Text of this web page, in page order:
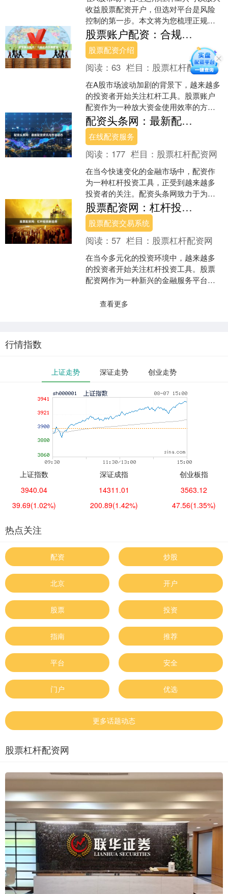
收益股票配资开户，但选对平台是风险
控制的第一步。本文将为您梳理正规券
商的两融业务以及合规的互联网配资平
台，帮助投资者安全使用....
股票账户配资：合规杠杆策略解析
股票配资介绍
阅读：63 栏目： 股票杠杆配资网
在A股市场波动加剧的背景下，越来越多
的投资者开始关注杠杆工具。股票账户
配资作为一种放大资金使用效率的方
式，近年来受到部分投资者的青睐。然
而，随着监管政策的持续完....
配资头条网：最新配资资讯与市场动态
在线配资服务
阅读： 177 栏目： 股票杠杆配资网
在当今快速变化的金融市场中，配资作
为一种杠杆投资工具，正受到越来越多
投资者的关注。配资头条网致力于为投
资者提供最新、最全面的配资资讯与市
场动态在线配资服务，帮助....
股票配资网：杠杆投资新选择
股票配资交易系统
阅读： 57 栏目： 股票杠杆配资网
在当今多元化的投资环境中，越来越多
的投资者开始关注杠杆投资工具。股票
配资网作为一种新兴的金融服务平台股
大收益、灵活操作的重要选....
查看更多
行情指数
上证走势 深证走势 创业走势
上证指数
3940.04
39.69(1.02%)
深证成指
14311.01
200.89(1.42%)
创业板指
3563.12
47.56(1.35%)
热点关注
配资 炒股
北京 开户
股票 投资
指南 推荐
平台 安全
门户 优选
更多话题动态
股票杠杆配资网